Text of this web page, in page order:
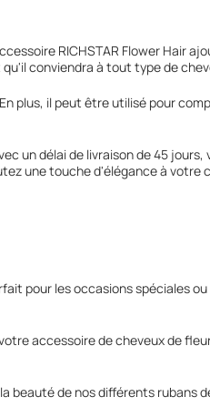
RICHSTAR Flower Hair
conviendra à tout type de
il peut être utilisé pour
un délai de livraison de 45
une touche d'élégance à votre
pour les occasions spéciales
accessoire de cheveux de
beauté de nos différents rubans